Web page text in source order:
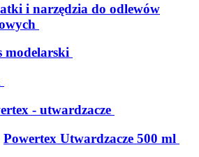
i narzędzia do odlewów
modelarski
- utwardzacze
Powertex Utwardzacze 500 ml